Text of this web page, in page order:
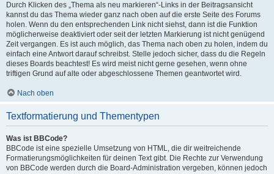
Durch Klicken des „Thema als neu markieren“-Links in der Beitragsansicht
kannst du das Thema wieder ganz nach oben auf die erste Seite des Forums
holen. Wenn du den entsprechenden Link nicht siehst, dann ist die Funktion
möglicherweise deaktiviert oder seit der letzten Markierung ist nicht genügend
Zeit vergangen. Es ist auch möglich, das Thema nach oben zu holen, indem du
einfach eine Antwort darauf schreibst. Stelle jedoch sicher, dass du die Regeln
dieses Boards beachtest! Es wird meist nicht gerne gesehen, wenn ohne
triftigen Grund auf alte oder abgeschlossene Themen geantwortet wird.
Nach oben
Textformatierung und Thementypen
Was ist BBCode?
BBCode ist eine spezielle Umsetzung von HTML, die dir weitreichende
Formatierungsmöglichkeiten für deinen Text gibt. Die Rechte zur Verwendung
von BBCode werden durch die Board-Administration vergeben, können jedoch